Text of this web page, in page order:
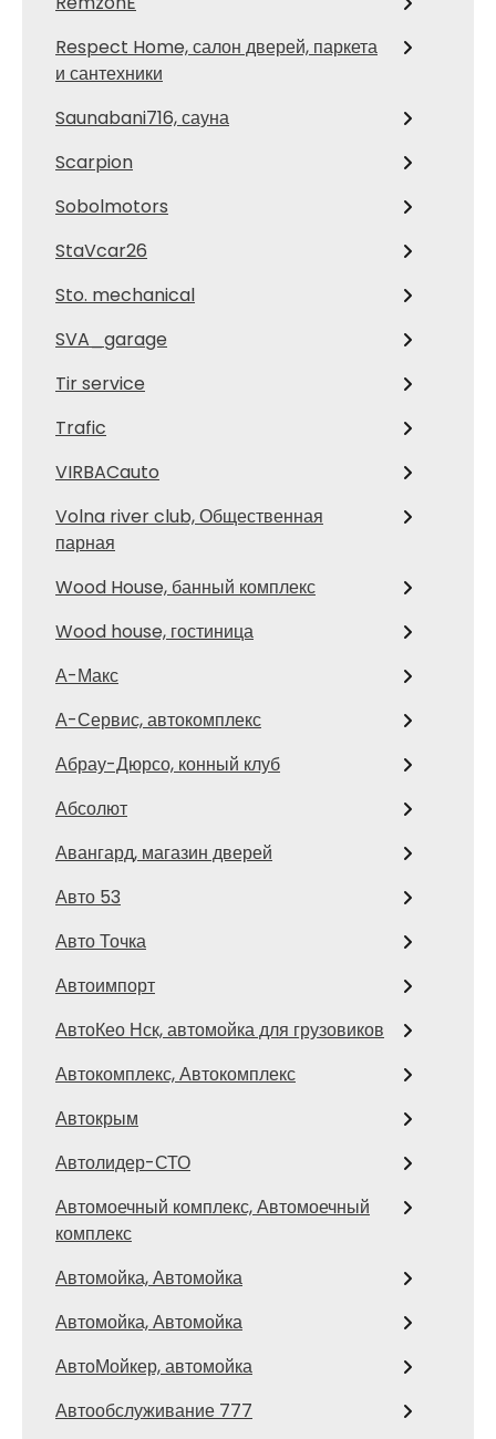
Respect Home, салон дверей, паркета
и сантехники
Saunabani716, сауна
Scarpion
Sobolmotors
StaVcar26
Sto. mechanical
SVA_garage
Tir service
Trafic
VIRBACauto
Volna river club, Общественная
парная
Wood House, банный комплекс
Wood house, гостиница
А-Макс
А-Сервис, автокомплекс
Абрау-Дюрсо, конный клуб
Абсолют
Авангард, магазин дверей
Авто 53
Авто Точка
Автоимпорт
АвтоКео Нск, автомойка для грузовиков
Автокомплекс, Автокомплекс
Автокрым
Автолидер-СТО
Автомоечный комплекс, Автомоечный
комплекс
Автомойка, Автомойка
Автомойка, Автомойка
АвтоМойкер, автомойка
Автообслуживание 777